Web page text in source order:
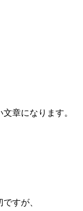
章になります。
すが、